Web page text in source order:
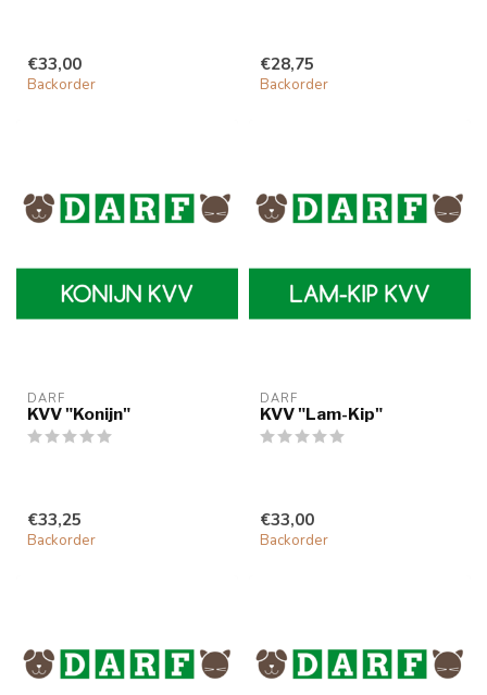
€33,00
Backorder
€28,75
Backorder
DARF
KVV "Konijn"
€33,25
Backorder
DARF
KVV "Lam-Kip"
€33,00
Backorder